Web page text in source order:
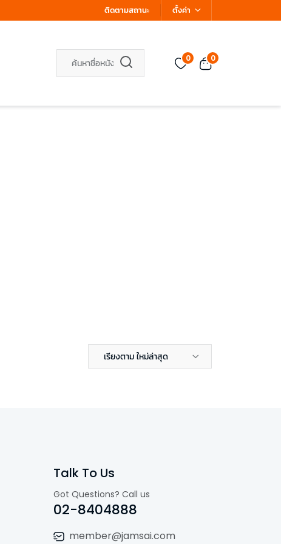
ติดตามสถานะ ตั้งค่า
0 0
เรียงตาม ใหม่ล่าสุด
Talk To Us
Got Questions? Call us
02-8404888
member@jamsai.com